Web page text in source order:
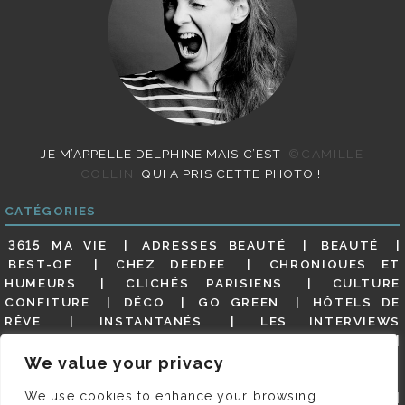
We value your privacy
We use cookies to enhance your browsing
JE M’APPELLE DELPHINE MAIS C’EST
©CAMILLE
COLLIN
QUI A PRIS CETTE PHOTO !
CATÉGORIES
3615 MA VIE ADRESSES BEAUTÉ
BEAUTÉ
BEST-OF
CHEZ DEEDEE
CHRONIQUES ET
HUMEURS
CLICHÉS PARISIENS
CULTURE
CONFITURE
DÉCO GO GREEN
HÔTELS DE
RÊVE
INSTANTANÉS
LES INTERVIEWS
MES ADRESSES
MODE NON CLASSÉ
GUIDE
PARIS EN PHOTOS RESTAURANTS